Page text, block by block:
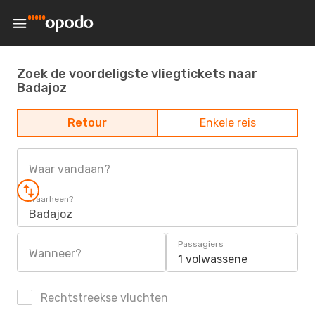
Zoek de voordeligste vliegtickets naar
Badajoz
Retour Enkele reis
Waar vandaan?
Waarheen?
Badajoz
Wanneer?
Passagiers
1 volwassene
Rechtstreekse vluchten